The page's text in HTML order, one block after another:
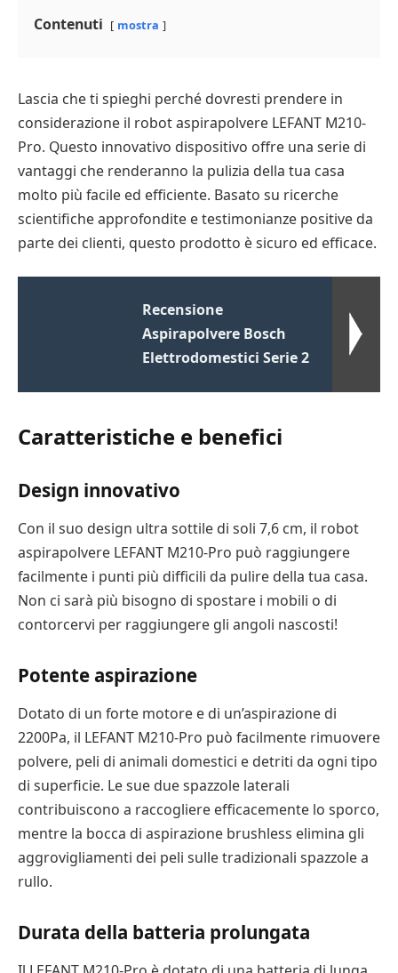
Contenuti mostra
Lascia che ti spieghi perché dovresti prendere in
considerazione il robot aspirapolvere LEFANT M210-
Pro. Questo innovativo dispositivo offre una serie di
vantaggi che renderanno la pulizia della tua casa
molto più facile ed efficiente. Basato su ricerche
scientifiche approfondite e testimonianze positive da
parte dei clienti, questo prodotto è sicuro ed efficace.
Recensione
Aspirapolvere Bosch
Elettrodomestici Serie 2
Caratteristiche e benefici
Design innovativo
Con il suo design ultra sottile di soli 7,6 cm, il robot
aspirapolvere LEFANT M210-Pro può raggiungere
facilmente i punti più difficili da pulire della tua casa.
Non ci sarà più bisogno di spostare i mobili o di
contorcervi per raggiungere gli angoli nascosti!
Potente aspirazione
Dotato di un forte motore e di un’aspirazione di
2200Pa, il LEFANT M210-Pro può facilmente rimuovere
polvere, peli di animali domestici e detriti da ogni tipo
di superficie. Le sue due spazzole laterali
contribuiscono a raccogliere efficacemente lo sporco,
mentre la bocca di aspirazione brushless elimina gli
aggrovigliamenti dei peli sulle tradizionali spazzole a
rullo.
Durata della batteria prolungata